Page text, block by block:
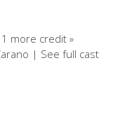
more credit »
| See full cast